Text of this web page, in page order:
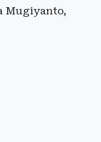
Mugiyanto,